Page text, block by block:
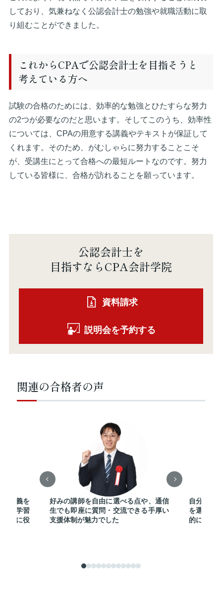
しており、気兼ねなく公認会計士の勉強や就職活動に取
り組むことができました。
これからCPAで公認会計士を目指そうと
考えている方へ
試験の合格のためには、効率的な勉強とひたすらな努力
の2つが必要なのだと思います。そしてこのうち、効率性
については、CPAの用意する講義やテキストが保証して
くれます。そのため、がむしゃらに努力することこそ
が、受講生にとって合格への最短ルートなのです。努力
している皆様に、合格が訪れることを願っています。
公認会計士を
目指すならCPA会計学院
資料請求
説明会を予約する
関連の合格者の声
講義を
、学習
常に役
好みの講師を自由に選べる点や、通信
生でも即座に質問・交流できる手厚い
支援体制が魅力でした
自分のス
を選べた
的に合格